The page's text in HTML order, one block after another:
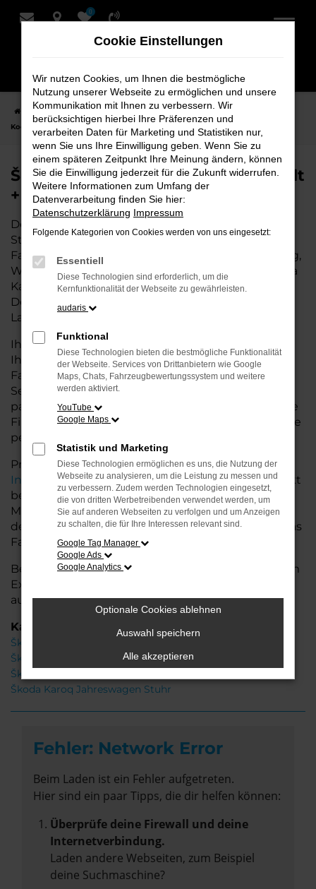
Zum
0
Startseite Stuhr Škoda
Škoda Karoq Fahrzeuge bei Schmidt +
Koch für Stuhr
Škoda Karoq Fahrzeuge bei Schmidt
+ Koch für Stuhr
Der Škoda Karoq ist die perfekte Wahl für alle in
Stuhr, die ein zuverlässiges und modernes
Fahrzeug suchen. Ob für den täglichen Arbeitsweg,
Wochenendausflüge oder lange Reisen, der Škoda
Karoq bietet Komfort, Effizienz und modernes
Design, das sowohl in der Stadt als auch auf dem
Land glänzt.
Ihr Škoda Autohaus in der Nähe von Stuhr bietet
Ihnen neben einer breiten Auswahl an Škoda
Fahrzeugen auch umfassende Beratung und
Service. Wir unterstützen Sie bei der Auswahl des
passenden Modells und bieten maßgeschneiderte
Finanzierungslösungen sowie Leasingoptionen, die
perfekt zu Ihrem Budget und Bedarf passen.
Profitieren Sie von zusätzlichen Services wie
Inzahlungnahme,Wartung und Reparaturendirekt
bei Ihrem Škoda Autohaus in der Nähe von Stuhr.
Mit unserer großen Auswahl an Fahrzeugen und
der professionellen Beratung finden Sie bei uns das
Fahrzeug, das Ihre Ansprüche erfüllt.
Besuchen Sie uns und lassen Sie sich von unserem
Expertenteam beraten – der Škoda Karoq wartet
auf Sie!
Kategorie
Škoda Karoq Neuwagen Stuhr
Škoda Karoq Stuhr
Škoda Karoq Gebrauchtwagen Stuhr
Škoda Karoq Jahreswagen Stuhr
Fehler: Network Error
Beim Laden ist ein Fehler aufgetreten.
Hier sind ein paar Tipps, die dir helfen können:
Überprüfe deine Firewall und deine
Internetverbindung.
Laden andere Webseiten, zum Beispiel
deine Suchmaschine?
Cookie Einstellungen
Wir nutzen Cookies, um Ihnen die bestmögliche
Nutzung unserer Webseite zu ermöglichen und unsere
Kommunikation mit Ihnen zu verbessern. Wir
berücksichtigen hierbei Ihre Präferenzen und
verarbeiten Daten für Marketing und Statistiken nur,
wenn Sie uns Ihre Einwilligung geben. Wenn Sie zu
einem späteren Zeitpunkt Ihre Meinung ändern, können
Sie die Einwilligung jederzeit für die Zukunft widerrufen.
Weitere Informationen zum Umfang der
Datenverarbeitung finden Sie hier:
Datenschutzerklärung Impressum
Folgende Kategorien von Cookies werden von uns eingesetzt:
Essentiell
Diese Technologien sind erforderlich, um die
Kernfunktionalität der Webseite zu gewährleisten.
audaris
Funktional
Diese Technologien bieten die bestmögliche Funktionalität
der Webseite. Services von Drittanbietern wie Google
Maps, Chats, Fahrzeugbewertungssystem und weitere
werden aktiviert.
YouTube
Google Maps
Statistik und Marketing
Diese Technologien ermöglichen es uns, die Nutzung der
Webseite zu analysieren, um die Leistung zu messen und
zu verbessern. Zudem werden Technologien eingesetzt,
die von dritten Werbetreibenden verwendet werden, um
Sie auf anderen Webseiten zu verfolgen und um Anzeigen
zu schalten, die für Ihre Interessen relevant sind.
Google Tag Manager
Google Ads
Google Analytics
Optionale Cookies ablehnen
Auswahl speichern
Alle akzeptieren